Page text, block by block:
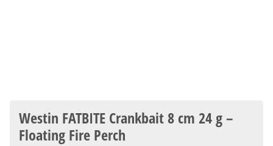
Westin FATBITE Crankbait 8 cm 24 g –
Floating Fire Perch